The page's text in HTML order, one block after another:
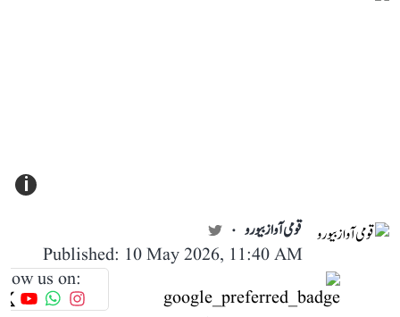
i
قومی آواز بیورو
Published: 10 May 2026, 11:40 AM
us on: